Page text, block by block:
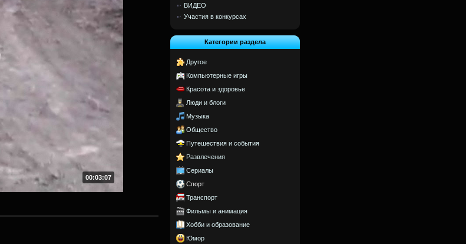
00:03:07
ВИДЕО
Участия в конкурсах
Категории раздела
Другое
Компьютерные игры
Красота и здоровье
Люди и блоги
Музыка
Общество
Путешествия и события
Развлечения
Сериалы
Спорт
Транспорт
Фильмы и анимация
Хобби и образование
Юмор